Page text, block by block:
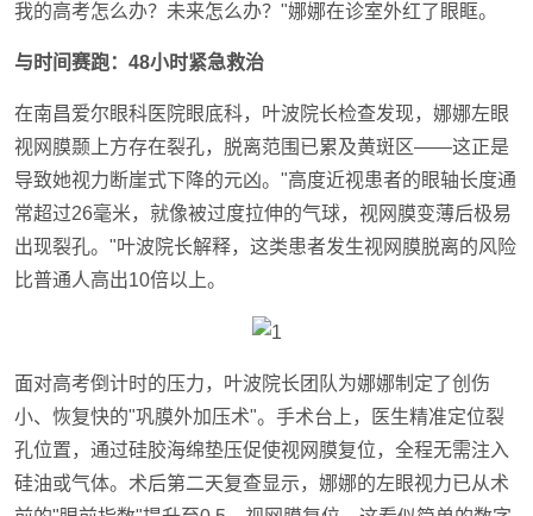
我的高考怎么办？未来怎么办？"娜娜在诊室外红了眼眶。
与时间赛跑：48小时紧急救治
在南昌爱尔眼科医院眼底科，叶波院长检查发现，娜娜左眼
视网膜颞上方存在裂孔，脱离范围已累及黄斑区——这正是
导致她视力断崖式下降的元凶。"高度近视患者的眼轴长度通
常超过26毫米，就像被过度拉伸的气球，视网膜变薄后极易
出现裂孔。"叶波院长解释，这类患者发生视网膜脱离的风险
比普通人高出10倍以上。
面对高考倒计时的压力，叶波院长团队为娜娜制定了创伤
小、恢复快的"巩膜外加压术"。手术台上，医生精准定位裂
孔位置，通过硅胶海绵垫压促使视网膜复位，全程无需注入
硅油或气体。术后第二天复查显示，娜娜的左眼视力已从术